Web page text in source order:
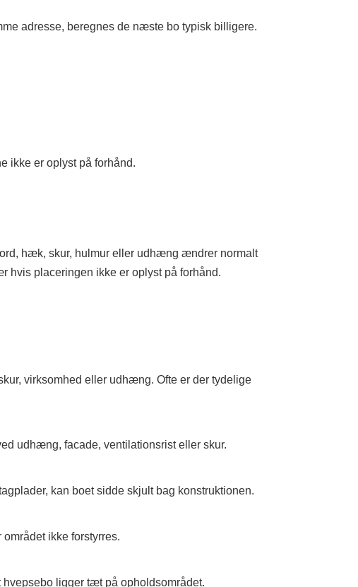
adresse, beregnes de næste bo typisk billigere.
ikke er oplyst på forhånd.
hæk, skur, hulmur eller udhæng ændrer normalt
placeringen ikke er oplyst på forhånd.
virksomhed eller udhæng. Ofte er der tydelige
udhæng, facade, ventilationsrist eller skur.
kan boet sidde skjult bag konstruktionen.
ikke forstyrres.
ligger tæt på opholdsområdet.